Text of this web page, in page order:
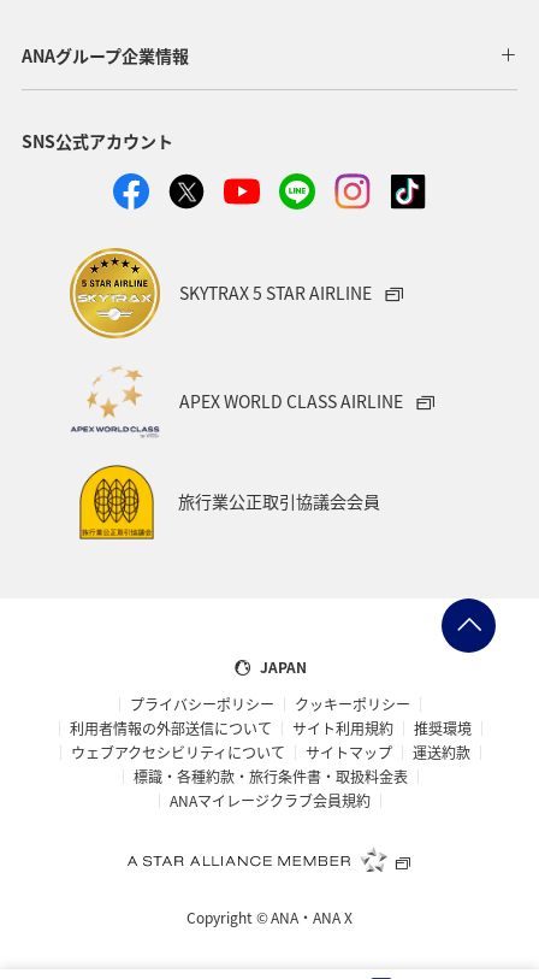
関西地方 北陸地方 福岡県 高知県
山形県 宮崎県
湖 旅アト 静岡県
ワーケーション
ハワイ 栃木県
一人旅
千葉県 プレミアムメンバー
東海地方
ANAショッピング A-style
京都府
広島県 鹿児島県 旅館
三重県 ANA CA's Note AMC会員専用サービス
空港グルメ 日常 アユ
ホノルル ラウンジ
ANAグループ企業情報
SNS公式アカウント
SKYTRAX 5 STAR AIRLINE
APEX WORLD CLASS AIRLINE
旅行業公正取引協議会会員
JAPAN
プライバシーポリシー
クッキーポリシー
利用者情報の外部送信について
サイト利用規約
推奨環境
ウェブアクセシビリティについて
サイトマップ
運送約款
標識・各種約款・旅行条件書・取扱料金表
ANAマイレージクラブ会員規約
Copyright ©ANA・ANA X